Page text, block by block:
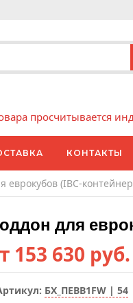
просчитывается
КОНТАКТЫ
еврокубов (IBC-
для
153 630 руб.
БХ_ПЕBB1FW | 54